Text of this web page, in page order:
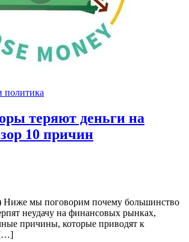
политика
теряют деньги на
10 причин
Ниже мы поговорим почему большинство
неудачу на финансовых рынках,
причины, которые приводят к
[…]